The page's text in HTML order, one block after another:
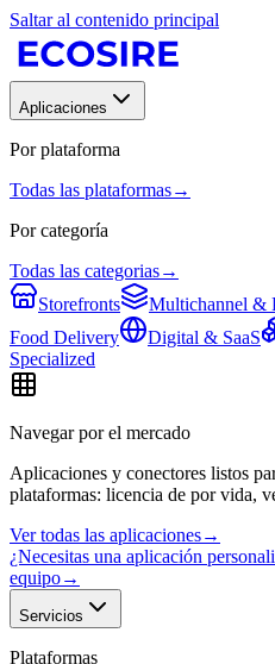
Saltar al contenido principal
Aplicaciones
Por plataforma
Todas las plataformas→
Por categoría
Todas las categorias→
Storefronts
Multichannel &
Food Delivery
Digital & SaaS
Specialized
Navegar por el mercado
Aplicaciones y conectores listos
plataformas: licencia de por vida,
Ver todas las aplicaciones→
¿Necesitas una aplicación
equipo→
Servicios
Plataformas